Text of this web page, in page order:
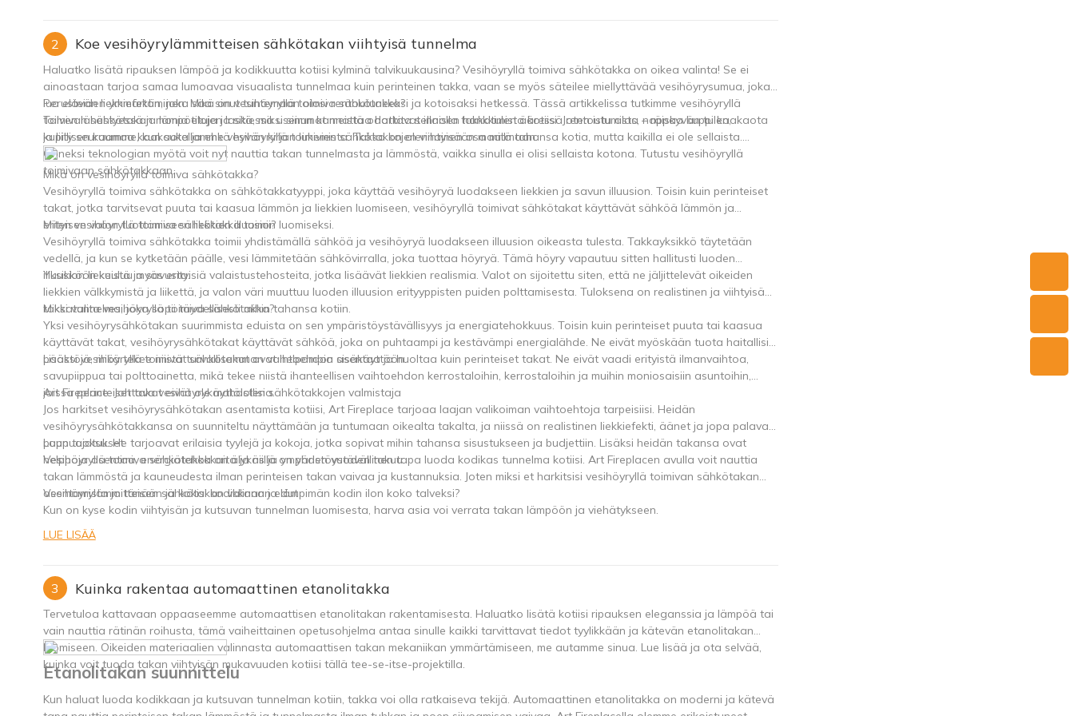
2 Koe vesihöyrylämmitteisen sähkötakan viihtyisä tunnelma
Haluatko lisätä ripauksen lämpöä ja kodikkuutta kotiisi kylminä talvikuukausina? Vesihöyryllä toimiva sähkötakka on oikea valinta! Se ei
ainoastaan ​​tarjoa samaa lumoavaa visuaalista tunnelmaa kuin perinteinen takka, vaan se myös säteilee miellyttävää vesihöyrysumua, joka
luo elävän liekkiefektin, joka saa sinut tuntemaan olosi rentoutuneeksi ja kotoisaksi hetkessä. Tässä artikkelissa tutkimme vesihöyryllä
toimivan sähkötakan monia etuja ja sitä, miksi sinun kannattaa harkita sellaisen hankkimista kotiisi. Joten istu alas, nappaa kuppi kaakaota
ja liity seuraamme, kun sukellamme vesihöyryllä toimivien sähkötakkojen viihtyisään maailmaan.
Perusteiden ymmärtäminen: Mikä on vesihöyryllä toimiva sähkötakka?
Talven lähestyessä ja lämpötilojen laskiessa useimmat meistä odottavat innolla takkatulen ääressä rentoutumista – räiskyvän tulen,
kupillisen kuumaa kaakaota ja ehkä hyvän kirjan lukemista. Takka on olennainen osa mitä tahansa kotia, mutta kaikilla ei ole sellaista.
Onneksi teknologian myötä voit nyt nauttia takan tunnelmasta ja lämmöstä, vaikka sinulla ei olisi sellaista kotona. Tutustu vesihöyryllä
toimivaan sähkötakkaan.
Mikä on vesihöyryllä toimiva sähkötakka?
Vesihöyryllä toimiva sähkötakka on sähkötakkatyyppi, joka käyttää vesihöyryä luodakseen liekkien ja savun illuusion. Toisin kuin perinteiset
takat, jotka tarvitsevat puuta tai kaasua lämmön ja liekkien luomiseen, vesihöyryllä toimivat sähkötakat käyttävät sähköä lämmön ja
erityisen valon tuottamiseen liekkien illuusion luomiseksi.
Miten vesihöyryllä toimiva sähkötakka toimii?
Vesihöyryllä toimiva sähkötakka toimii yhdistämällä sähköä ja vesihöyryä luodakseen illuusion oikeasta tulesta. Takkayksikkö täytetään
vedellä, ja kun se kytketään päälle, vesi lämmitetään sähkövirralla, joka tuottaa höyryä. Tämä höyry vapautuu sitten hallitusti luoden
illuusion liekeistä ja savusta.
Yksikköön kuuluu myös erityisiä valaistustehosteita, jotka lisäävät liekkien realismia. Valot on sijoitettu siten, että ne jäljittelevät oikeiden
liekkien välkkymistä ja liikettä, ja valon väri muuttuu luoden illuusion erityyppisten puiden polttamisesta. Tuloksena on realistinen ja viihtyisä
takkatunnelma, joka sopii täydellisesti mihin tahansa kotiin.
Miksi valita vesihöyryllä toimiva sähkötakka?
Yksi vesihöyrysähkötakan suurimmista eduista on sen ympäristöystävällisyys ja energiatehokkuus. Toisin kuin perinteiset puuta tai kaasua
käyttävät takat, vesihöyrysähkötakat käyttävät sähköä, joka on puhtaampi ja kestävämpi energialähde. Ne eivät myöskään tuota haitallisia
päästöjä, mikä tekee niistä turvallisemman vaihtoehdon sisäkäyttöön.
Lisäksi vesihöyryllä toimivat sähkötakat ovat helpompia asentaa ja huoltaa kuin perinteiset takat. Ne eivät vaadi erityistä ilmanvaihtoa,
savupiippua tai polttoainetta, mikä tekee niistä ihanteellisen vaihtoehdon kerrostaloihin, kerrostaloihin ja muihin moniosaisiin asuntoihin,
joissa perinteiset takat eivät ole mahdollisia.
Art Fireplace: Johtava vesihöyrykäyttöisten sähkötakkojen valmistaja
Jos harkitset vesihöyrysähkötakan asentamista kotiisi, Art Fireplace tarjoaa laajan valikoiman vaihtoehtoja tarpeisiisi. Heidän
vesihöyrysähkötakkansa on suunniteltu näyttämään ja tuntumaan oikealta takalta, ja niissä on realistinen liekkiefekti, äänet ja jopa palavan
puun tuoksu. He tarjoavat erilaisia ​​tyylejä ja kokoja, jotka sopivat mihin tahansa sisustukseen ja budjettiin. Lisäksi heidän takansa ovat
helppoja asentaa, energiatehokkaita ja niillä on yhden vuoden takuu.
Loppuajatukset
Vesihöyryllä toimiva sähkötakka on älykäs ja ympäristöystävällinen tapa luoda kodikas tunnelma kotiisi. Art Fireplacen avulla voit nauttia
takan lämmöstä ja kauneudesta ilman perinteisen takan vaivaa ja kustannuksia. Joten miksi et harkitsisi vesihöyryllä toimivan sähkötakan
asentamista jo tänään ja kokisi kodikkaan ja lämpimän kodin ilon koko talveksi?
Vesihöyrylämmitteisen sähkötakan valinnan edut
Kun on kyse kodin viihtyisän ja kutsuvan tunnelman luomisesta, harva asia voi verrata takan lämpöön ja viehätykseen.
LUE LISÄÄ
3 Kuinka rakentaa automaattinen etanolitakka
Tervetuloa kattavaan oppaaseemme automaattisen etanolitakan rakentamisesta. Haluatko lisätä kotiisi ripauksen eleganssia ja lämpöä tai
vain nauttia rätinän roihusta, tämä vaiheittainen opetusohjelma antaa sinulle kaikki tarvittavat tiedot tyylikkään ja kätevän etanolitakan
luomiseen. Oikeiden materiaalien valinnasta automaattisen takan mekaniikan ymmärtämiseen, me autamme sinua. Lue lisää ja ota selvää,
kuinka voit tuoda takan viihtyisän mukavuuden kotiisi tällä tee-se-itse-projektilla.
Etanolitakan suunnittelu
Kun haluat luoda kodikkaan ja kutsuvan tunnelman kotiin, takka voi olla ratkaiseva tekijä. Automaattinen etanolitakka on moderni ja kätevä